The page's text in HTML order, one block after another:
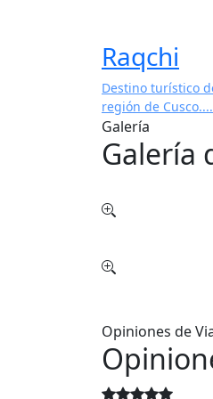
Raqchi
Destino turístico
región de Cusco....
Galería
Galería
Opiniones de